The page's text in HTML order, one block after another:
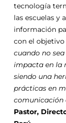
tecnología
las escuelas y
información
con el objetivo
cuando no
impacta en la
siendo una
prácticas en
comunicación
Pastor,